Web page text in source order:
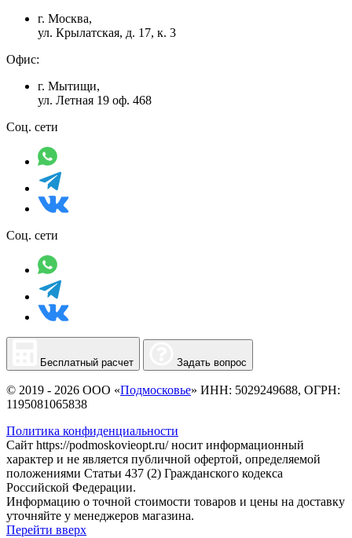
г. Москва,
ул. Крылатская, д. 17, к. 3
Офис:
г. Мытищи,
ул. Летная 19 оф. 468
Соц. сети
Соц. сети
Бесплатный расчет Задать вопрос
© 2019 - 2026 ООО «Подмосковье» ИНН: 5029249688, ОГРН:
1195081065838
Политика конфиденциальности
Сайт https://podmoskovieopt.ru/ носит информационный
характер и не является публичной офертой, определяемой
положениями Статьи 437 (2) Гражданского кодекса
Российской Федерации.
Информацию о точной стоимости товаров и цены на доставку
уточняйте у менеджеров магазина.
Перейти вверх